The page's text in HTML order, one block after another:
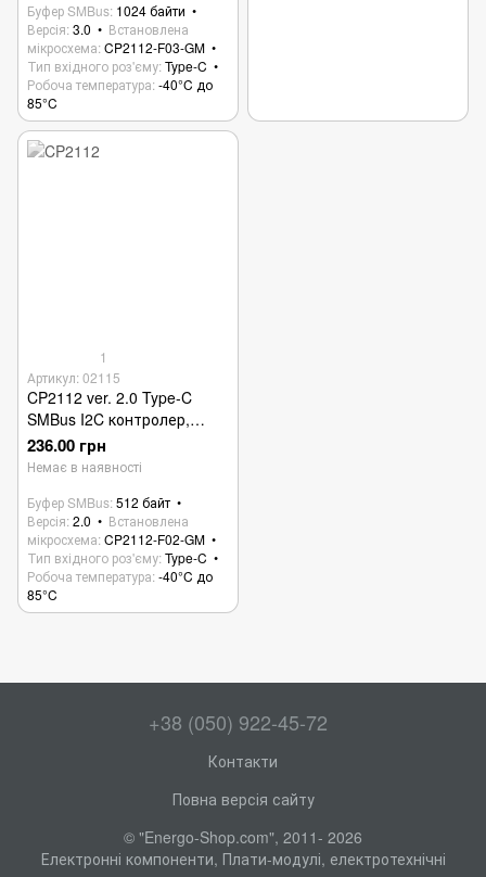
Буфер SMBus 1024 байти
Версія 3.0
Встановлена
мікросхема CP2112-F03-GM
Тип вхідного роз'єму Type-C
Робоча температура -40°C до
85°C
1
Артикул: 02115
CP2112 ver. 2.0 Type-C
SMBus I2C контролер,
плата налагодження
236.00 грн
Немає в наявності
Буфер SMBus 512 байт
Версія 2.0
Встановлена
мікросхема CP2112-F02-GM
Тип вхідного роз'єму Type-C
Робоча температура -40°C до
85°C
+38 (050) 922-45-72
Контакти
Повна версія сайту
© "Energo-Shop.com", 2011- 2026
Електронні компоненти, Плати-модулі, електротехнічні